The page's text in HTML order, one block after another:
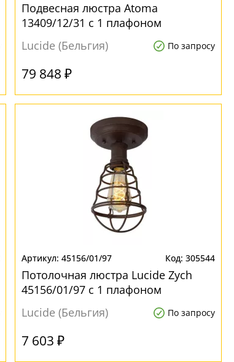
Подвесная люстра Atoma
13409/12/31 с 1 плафоном
Lucide (Бельгия)
По запросу
79 848 ₽
45156/01/97 305544
Потолочная люстра Lucide Zych
45156/01/97 с 1 плафоном
Lucide (Бельгия)
По запросу
7 603 ₽